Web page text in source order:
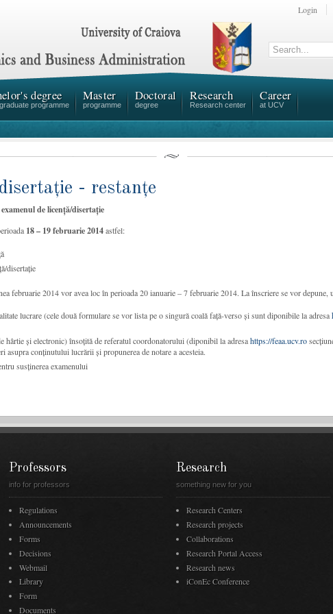
Login
degree
programme
Master
programme
Doctoral
degree
Research
Research center
Career
at UCV
- restanțe
de licență/disertație
18 – 19 februarie 2014astfel:
disertație
februarie 2014 vor avea loc în perioada 20 ianuarie – 7 februarie 2014. La înscriere se vor depune,
lucrare (cele două formulare se vor lista pe o singură coală față-verso și sunt diponibile la adresa
hârtie și electronic) însoțită de referatul coordonatorului (diponibil la adresahttps://feaa.ucv.ro
asupra conținutului lucrării și propunerea de notare a acesteia.
susținerea examenului
Professors
info for professors
Regulations
Announcements
Forms
Decisions
Webmail
Library
Form
Documents
Research
something new for you
Research Centers
Research projects
Collaborations
Research Portal Access
Research news
iConEc Conference